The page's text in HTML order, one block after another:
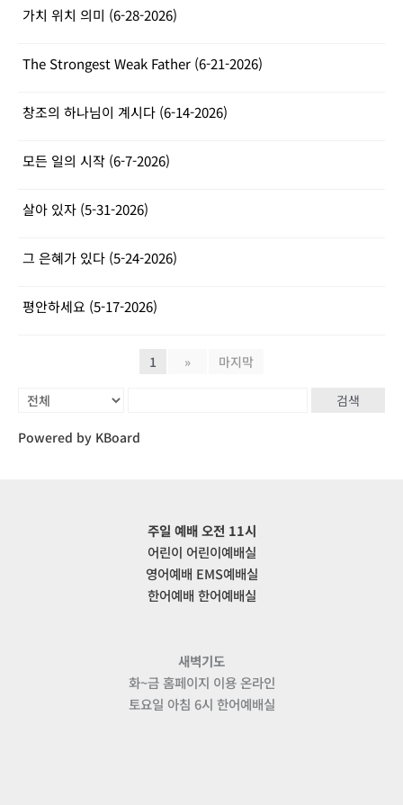
가치 위치 의미 (6-28-2026)
The Strongest Weak Father (6-21-2026)
창조의 하나님이 계시다 (6-14-2026)
모든 일의 시작 (6-7-2026)
살아 있자 (5-31-2026)
그 은혜가 있다 (5-24-2026)
평안하세요 (5-17-2026)
1 » 마지막
검색
Powered by KBoard
주일 예배 오전 11시
어린이 어린이예배실
영어예배 EMS예배실
한어예배 한어예배실
새벽기도
화~금 홈페이지 이용 온라인
토요일 아침 6시 한어예배실